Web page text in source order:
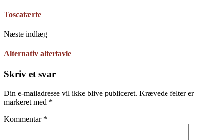
Toscatærte
Næste indlæg
Alternativ altertavle
Skriv et svar
Din e-mailadresse vil ikke blive publiceret. Krævede felter er
markeret med *
Kommentar *